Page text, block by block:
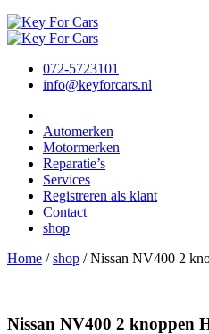
072-5723101
info@keyforcars.nl
Automerken
Motormerken
Reparatie’s
Services
Registreren als klant
Contact
shop
Home /shop /Nissan NV400 2
Nissan NV400 2 knoppen